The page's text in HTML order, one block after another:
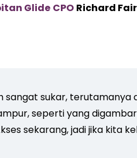
Glide CPO Richard
sangat sukar,
seperti yang
sekarang, jadi jika kita